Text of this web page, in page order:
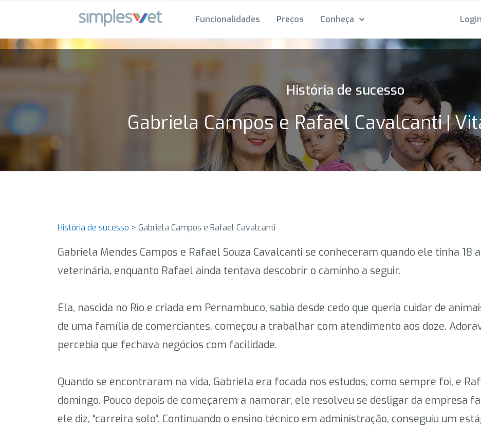
Funcionalidades Preços Conheça Login
História de sucesso
Gabriela Campos e Rafael Cavalcanti|
História de sucesso > Gabriela Campos e Rafael Cavalcanti
Gabriela Mendes Campos e Rafael Souza Cavalcanti se conheceram quando ele tinha 18
veterinária, enquanto Rafael ainda tentava descobrir o caminho a seguir.
Ela, nascida no Rio e criada em Pernambuco, sabia desde cedo que queria cuidar de
de uma família de comerciantes, começou a trabalhar com atendimento aos doze.
percebia que fechava negócios com facilidade.
Quando se encontraram na vida, Gabriela era focada nos estudos, como sempre foi, e
domingo. Pouco depois de começarem a namorar, ele resolveu se desligar da empresa
ele diz, “carreira solo”. Continuando o ensino técnico em administração, conseguiu um